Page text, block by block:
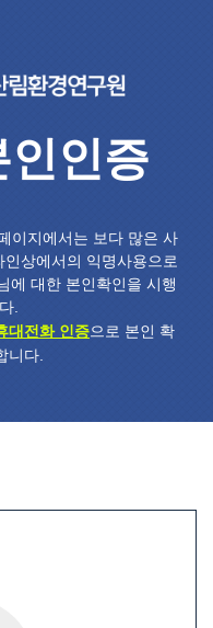
인증
이지에서는 보다 많은 사
상에서의 익명사용으로
에 대한 본인확인을 시행
.
대전화 인증으로 본인 확
니다.